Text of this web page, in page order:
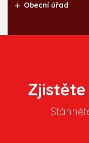
Obecní úřad